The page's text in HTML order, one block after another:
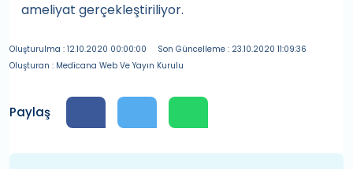
ameliyat gerçekleştiriliyor.
Oluşturulma : 12.10.2020 00:00:00
Son Güncelleme : 23.10.2020 11:09:36
Oluşturan : Medicana Web Ve Yayın Kurulu
Paylaş